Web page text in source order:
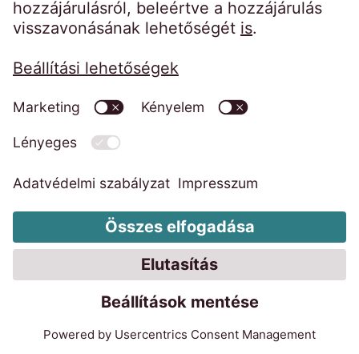
Kezdőoldal Impresszum
Weboldal adatkezelési tájékoztatója
Magatartási kódexek
Visszaélés bejelentő rendszer
EOS Faktor Zrt. MNB határozatok
EOS KSI Adatkezelési tájékoztató